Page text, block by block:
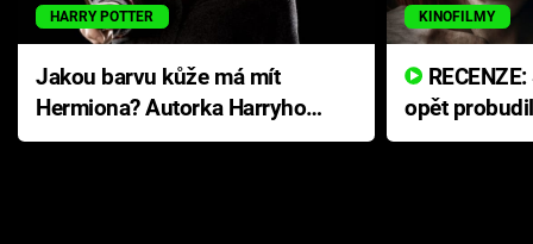
HARRY POTTER
Jakou barvu kůže má mít
Hermiona? Autorka Harryho
Pottera přišla s ráznou
KINOFILMY
opět
přichází s